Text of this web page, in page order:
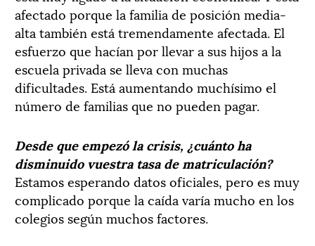
afectado porque la familia de posición media-
alta también está tremendamente afectada. El
esfuerzo que hacían por llevar a sus hijos a la
escuela privada se lleva con muchas
dificultades. Está aumentando muchísimo el
número de familias que no pueden pagar.
Desde que empezó la crisis, ¿cuánto ha
disminuido vuestra tasa de matriculación?
Estamos esperando datos oficiales, pero es muy
complicado porque la caída varía mucho en los
colegios según muchos factores.